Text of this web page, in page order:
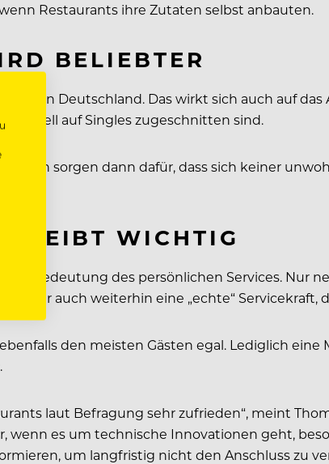
Restaurants ihre Zutaten selbst anbauten.
BELIEBTER
in Deutschland. Das wirkt sich auch auf
speziell auf Singles zugeschnitten sind.
sorgen dann dafür, dass sich keiner
BLEIBT WICHTIG
die Bedeutung des persönlichen Services.
lieber auch weiterhin eine „echte“ Servicekraft,
den meisten Gästen egal. Lediglich
laut Befragung sehr zufrieden“, meint
es um technische Innovationen geht,
um langfristig nicht den Anschluss zu